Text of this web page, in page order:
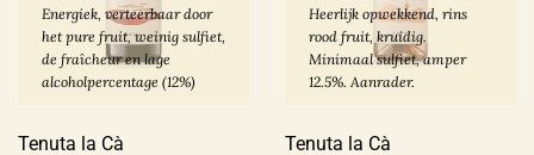
Energiek, verteerbaar door
het pure fruit, weinig sulfiet,
de fraîcheur en lage
alcoholpercentage (12%)
Tenuta la Cà
Heerlijk opwekkend, rins
rood fruit, kruidig.
Minimaal sulfiet, amper
12.5%. Aanrader.
Tenuta la Cà